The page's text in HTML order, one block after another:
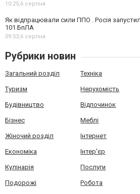
10:25,6 серпня
Як відпрацювали сили ППО . Росія
101 БпЛА
09:53,6 серпня
Рубрики новин
Загальний розділ Техніка
Туризм Нерухомість
Будівництво Відпочинок
Бізнес Меблі
Жіночий розділ Інтернет
Економіка Інтер'єр
Кулінарія Послуги
Подорожі Робота